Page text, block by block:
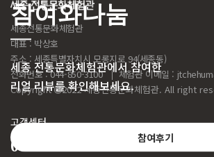
참여와나눔
세종 전통문화체험관에서 참여한
리얼 리뷰를 확인해보세요.
참여후기
세종전통문화체험관
대표 : 박상호
주소 : 세종특별자치시 모롱지로 94(세종동)
전화번호 : 044-850-3100
체험관 이메일 :
Copyright 2022 세종전통문화체험관. All right
고객센터
044-850-3100